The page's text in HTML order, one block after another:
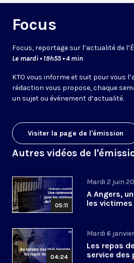
Focus
Focus, reportage sur l’actualité de
Le mardi • 19h55 • 4 min
KTO vous informe et suit pour vous
rédaction vous propose, chaque
un sujet ou événement d’actualité.
Visiter la page de l'émission
Autres vidéos de
05:11
Mardi 2 juin
A Angers,
les victimes
04:24
Mardi 6
Les repas
service des